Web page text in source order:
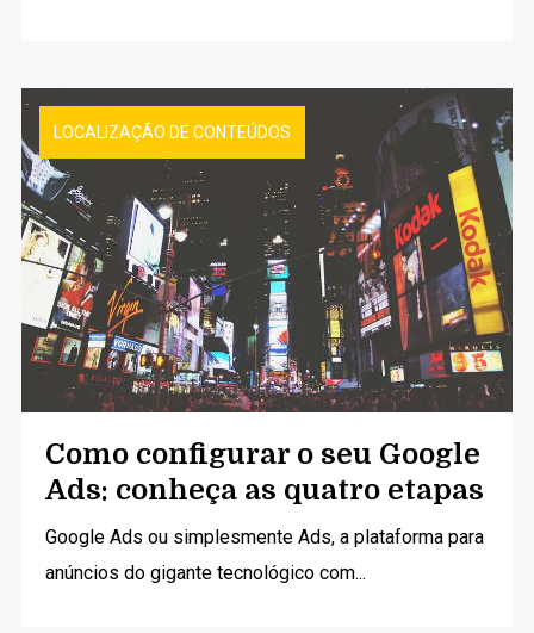
LOCALIZAÇÃO DE CONTEÚDOS
Como configurar o seu Google
Ads: conheça as quatro etapas
Google Ads ou simplesmente Ads, a plataforma para
anúncios do gigante tecnológico com...